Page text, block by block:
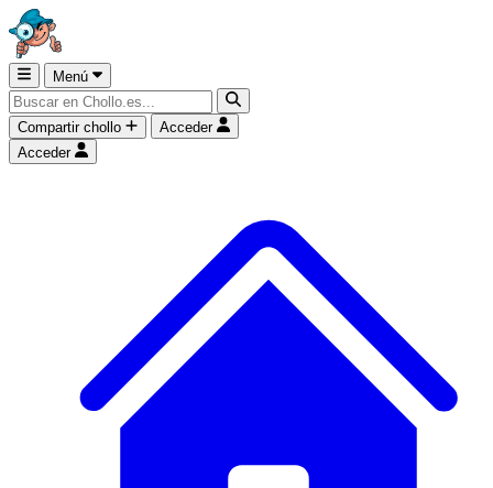
Menú
Compartir chollo
Acceder
Acceder